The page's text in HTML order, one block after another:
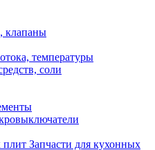
клапаны
температуры
соли
Запчасти для кухонных